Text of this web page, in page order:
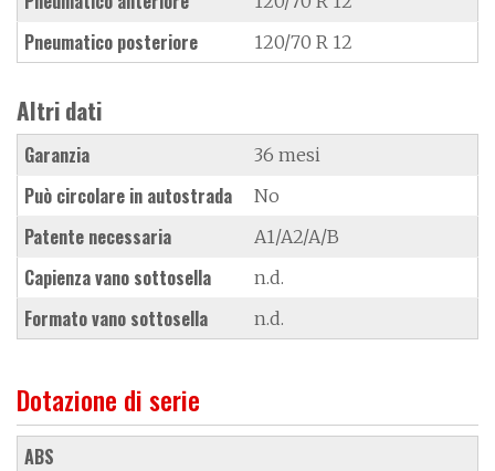
Pneumatico posteriore 120/70 R 12
Altri dati
Garanzia 36 mesi
Può circolare in autostrada No
Patente necessaria A1/A2/A/B
Capienza vano sottosella n.d.
Formato vano sottosella n.d.
Dotazione di serie
ABS